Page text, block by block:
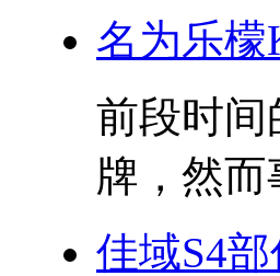
名为乐
前段时间
牌，然而
佳域S4